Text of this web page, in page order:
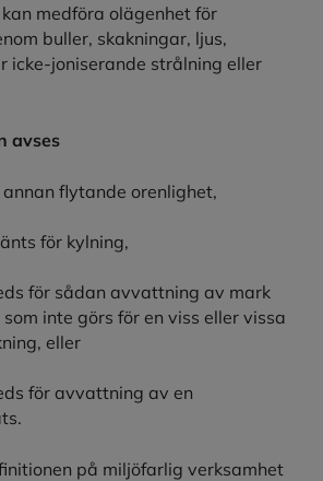
medföra olägenhet för
buller, skakningar, ljus,
icke-joniserande strålning eller
avses
flytande orenlighet,
för kylning,
för sådan avvattning av mark
inte görs för en viss eller vissa
eller
för avvattning av en
på miljöfarlig verksamhet